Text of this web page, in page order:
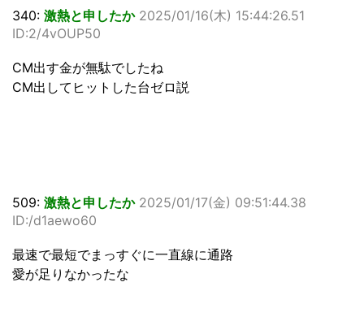
340: 激熱と申したか 2025/01/16(木) 15:44:26.51
ID:2/4vOUP50
CM出す金が無駄でしたね
CM出してヒットした台ゼロ説
509: 激熱と申したか 2025/01/17(金) 09:51:44.38
ID:/d1aewo60
最速で最短でまっすぐに一直線に通路
愛が足りなかったな